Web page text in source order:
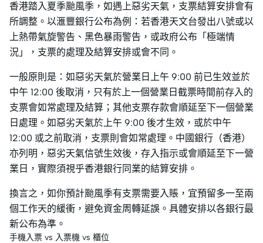
香港踏入夏季颱風季，如遇上惡劣天氣，支票結算安排會有
所調整。以滙豐銀行公布為例：若香港天文台發出八號或以
上熱帶氣旋警告、黑色暴雨警告，或政府公布「極端情
況」，支票的處理及結算安排或會不同。
一般原則是：如惡劣天氣於營業日上午 9:00 前已生效並於
中午 12:00 後取消，只有於上一個營業日截票時間前存入的
支票會如常處理及結算；其他支票存款會順延至下一個營業
日處理。如惡劣天氣於上午 9:00 後才生效，或於中午
12:00 或之前取消，支票則會如常處理。中國銀行（香港）
亦列明，惡劣天氣信號生效後，存入指示或會順延至下一營
業日，實際須視乎香港銀行同業的結算安排。
換言之，如你預計颱風季有支票需要入賬，宜預留多一至兩
個工作天的緩衝，避免資金周轉延誤。具體安排以各銀行最
新公布為準。
手機入票 vs 入票機 vs 櫃位